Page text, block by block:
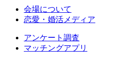
会場について
恋愛・婚活メディア
アンケート調査
マッチングアプリ